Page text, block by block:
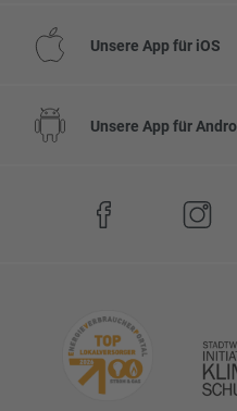
Unsere App für iOS
Unsere App für